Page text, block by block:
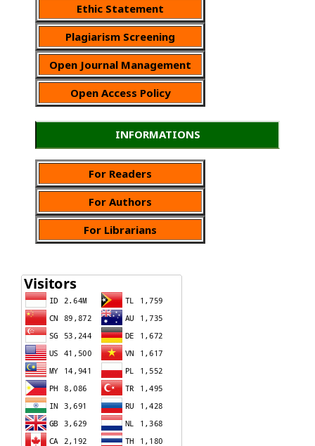
Ethic Statement
Plagiarism Screening
Open Journal Management
Open Access Policy
INFORMATIONS
For Readers
For Authors
For Librarians